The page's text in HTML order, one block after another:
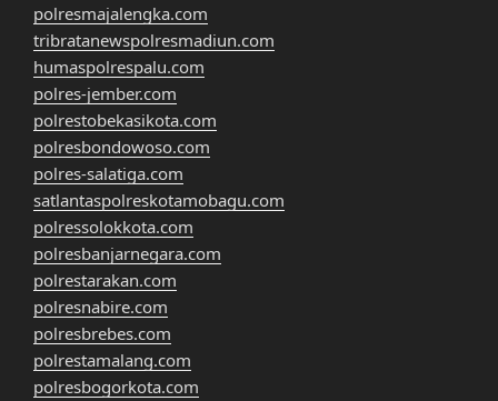
polresmajalengka.com
tribratanewspolresmadiun.com
humaspolrespalu.com
polres-jember.com
polrestobekasikota.com
polresbondowoso.com
polres-salatiga.com
satlantaspolreskotamobagu.com
polressolokkota.com
polresbanjarnegara.com
polrestarakan.com
polresnabire.com
polresbrebes.com
polrestamalang.com
polresbogorkota.com